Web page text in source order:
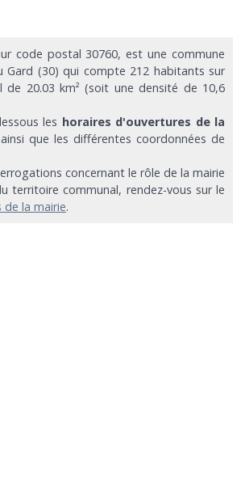
code postal 30760, est une commune
Gard (30) qui compte 212 habitants sur
de 20.03 km² (soit une densité de 10,6
les horaires d'ouvertures de la
ainsi que les différentes coordonnées de
concernant le rôle de la mairie
territoire communal, rendez-vous sur le
la mairie.